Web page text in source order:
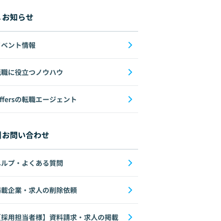
お知らせ
ント情報
に役立つノウハウ
の転職エージェント
お問い合わせ
プ・よくある質問
企業・求人の削除依頼
用担当者様】資料請求・求人の掲載